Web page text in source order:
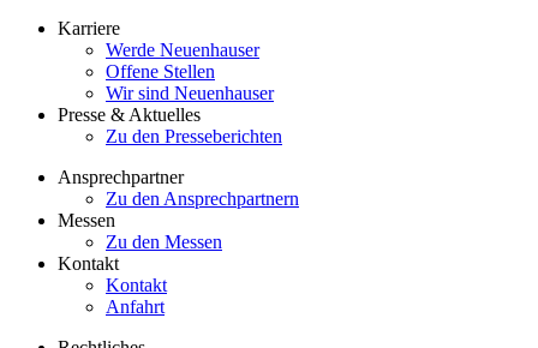
Karriere
Werde Neuenhauser
Offene Stellen
Wir sind Neuenhauser
Presse & Aktuelles
Zu den Presseberichten
Ansprechpartner
Zu den Ansprechpartnern
Messen
Zu den Messen
Kontakt
Kontakt
Anfahrt